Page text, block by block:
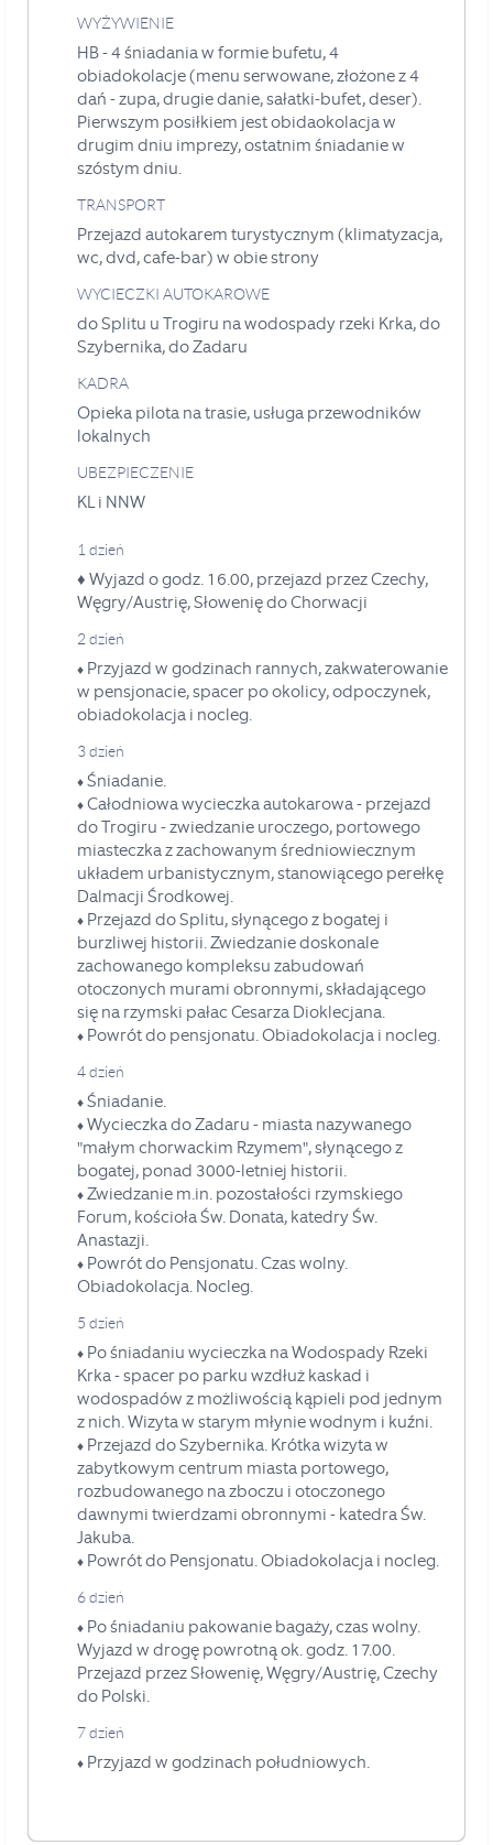
WYŻYWIENIE
HB - 4 śniadania w formie bufetu, 4
obiadokolacje (menu serwowane, złożone z 4
dań - zupa, drugie danie, sałatki-bufet, deser).
Pierwszym posiłkiem jest obidaokolacja w
drugim dniu imprezy, ostatnim śniadanie w
szóstym dniu.
TRANSPORT
Przejazd autokarem turystycznym (klimatyzacja,
wc, dvd, cafe-bar) w obie strony
WYCIECZKI AUTOKAROWE
do Splitu u Trogiru na wodospady rzeki Krka, do
Szybernika, do Zadaru
KADRA
Opieka pilota na trasie, usługa przewodników
lokalnych
UBEZPIECZENIE
KL i NNW
1 dzień
♦ Wyjazd o godz. 16.00, przejazd przez Czechy,
Węgry/Austrię, Słowenię do Chorwacji
2 dzień
♦ Przyjazd w godzinach rannych, zakwaterowanie
w pensjonacie, spacer po okolicy, odpoczynek,
obiadokolacja i nocleg.
3 dzień
♦Śniadanie.
♦Całodniowa wycieczka autokarowa - przejazd
do Trogiru - zwiedzanie uroczego, portowego
miasteczka z zachowanym średniowiecznym
układem urbanistycznym, stanowiącego perełkę
Dalmacji Środkowej.
♦ Przejazd do Splitu, słynącego z bogatej i
burzliwej historii. Zwiedzanie doskonale
zachowanego kompleksu zabudowań
otoczonych murami obronnymi, składającego
się na rzymski pałac Cesarza Dioklecjana.
♦ Powrót do pensjonatu. Obiadokolacja i nocleg.
4 dzień
♦Śniadanie.
♦Wycieczka do Zadaru - miasta nazywanego
"małym chorwackim Rzymem", słynącego z
bogatej, ponad 3000-letniej historii.
♦Zwiedzanie m.in. pozostałości rzymskiego
Forum, kościoła Św. Donata, katedry Św.
Anastazji.
♦ Powrót do Pensjonatu. Czas wolny.
Obiadokolacja. Nocleg.
5 dzień
♦ Po śniadaniu wycieczka na Wodospady Rzeki
Krka - spacer po parku wzdłuż kaskad i
wodospadów z możliwością kąpieli pod jednym
z nich. Wizyta w starym młynie wodnym i kuźni.
♦ Przejazd do Szybernika. Krótka wizyta w
zabytkowym centrum miasta portowego,
rozbudowanego na zboczu i otoczonego
dawnymi twierdzami obronnymi - katedra Św.
Jakuba.
♦ Powrót do Pensjonatu. Obiadokolacja i nocleg.
6 dzień
♦ Po śniadaniu pakowanie bagaży, czas wolny.
Wyjazd w drogę powrotną ok. godz. 17.00.
Przejazd przez Słowenię, Węgry/Austrię, Czechy
do Polski.
7 dzień
♦ Przyjazd w godzinach południowych.